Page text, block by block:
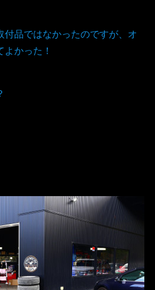
品ではなかったのですが、オ
かった！